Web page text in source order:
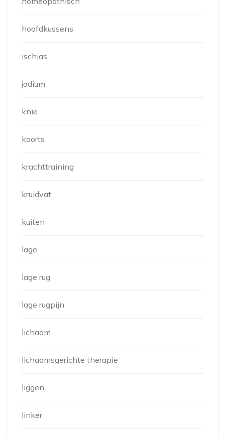
hoofdkussens
ischias
jodium
knie
koorts
krachttraining
kruidvat
kuiten
lage
lage rug
lage rugpijn
lichaam
lichaamsgerichte therapie
liggen
linker